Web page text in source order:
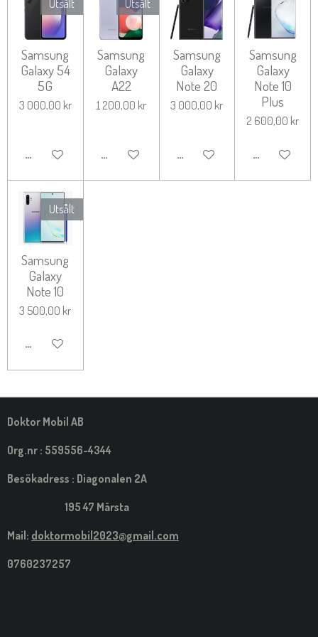
Utsålt
Samsung
Galaxy 54
5G
3 000,00 kr
MEDDELA MIG NÄR DET ÄR KLART
Utsålt
Samsung
Galaxy
A22
1 200,00 kr
MEDDELA MIG NÄR DET ÄR KLART
Samsung
Galaxy
Note 20
3 000,00 kr
LÄGG TILL I VARUKORG
Samsung
Galaxy
Note 10
Plus
2 600,00 kr
LÄGG TILL I
Utsålt
Samsung
Galaxy
Note 10
3 500,00 kr
MEDDELA MIG NÄR DET ÄR KLART
Doktor Mobil AB
Org.nr : 559556-4344
Besökadress : Diagonalen 2A
195 47 Märsta
Mail: doktormobil2023@gmail.com
0760237257